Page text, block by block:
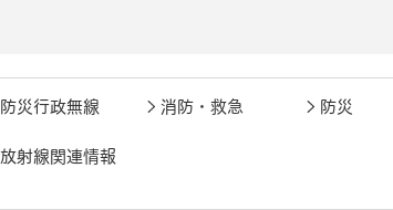
防災行政無線 消防・救急 防災
放射線関連情報